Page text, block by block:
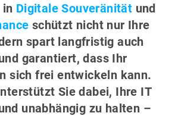
in Digitale Souveränität und
schützt nicht nur Ihre
spart langfristig auch
garantiert, dass Ihr
sich frei entwickeln kann.
Sie dabei, Ihre IT
unabhängig zu halten –